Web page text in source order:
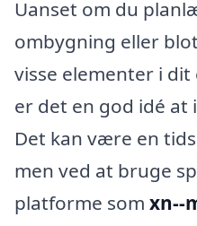
Uanset om du
ombygning eller
visse elementer i
er det en god idé
Det kan være en
men ved at bruge
platforme som xn--